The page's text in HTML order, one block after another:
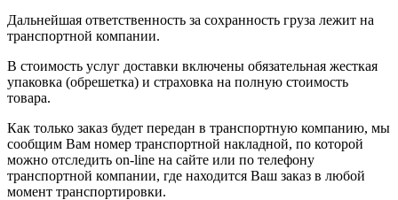
Дальнейшая ответственность за сохранность груза лежит на
транспортной компании.
В стоимость услуг доставки включены обязательная жесткая
упаковка (обрешетка) и страховка на полную стоимость
товара.
Как только заказ будет передан в транспортную компанию, мы
сообщим Вам номер транспортной накладной, по которой
можно отследить on-line на сайте или по телефону
транспортной компании, где находится Ваш заказ в любой
момент транспортировки.